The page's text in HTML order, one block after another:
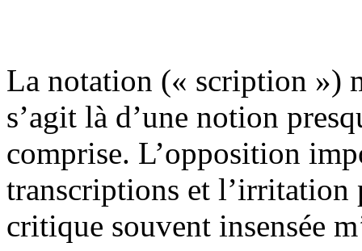
La notation (« scription »)
s’agit là d’une notion
comprise. L’opposition
transcriptions et l’irritation
critique souvent insensée